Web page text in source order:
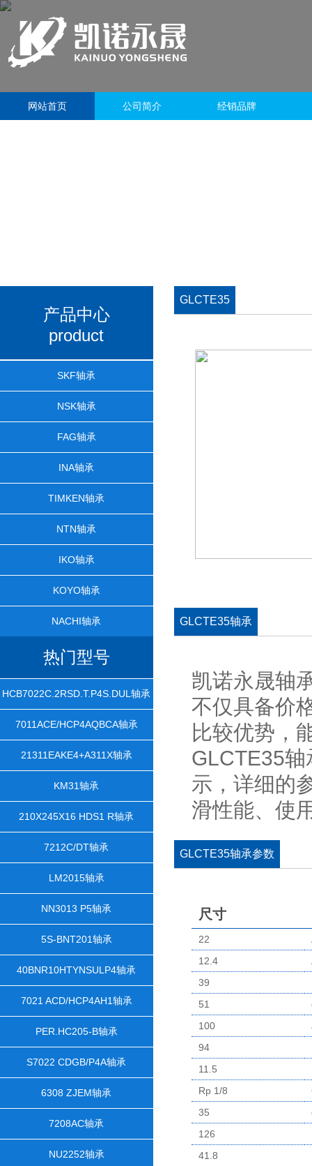
网站首页 公司简介 经销品牌
产品中心
product
SKF轴承
NSK轴承
FAG轴承
INA轴承
TIMKEN轴承
NTN轴承
IKO轴承
KOYO轴承
NACHI轴承
热门型号
HCB7022C.2RSD.T.P4S.DUL轴承
7011ACE/HCP4AQBCA轴承
21311EAKE4+A311X轴承
KM31轴承
210X245X16 HDS1 R轴承
7212C/DT轴承
LM2015轴承
NN3013 P5轴承
5S-BNT201轴承
40BNR10HTYNSULP4轴承
7021 ACD/HCP4AH1轴承
PER.HC205-B轴承
S7022 CDGB/P4A轴承
6308 ZJEM轴承
7208AC轴承
NU2252轴承
GLCTE35
GLCTE35轴承
凯诺永晟轴
不仅具备价
比较优势，
GLCTE35
示，详细的
滑性能、使
GLCTE35轴承参数
尺寸
22
12.4
39
51
100
94
11.5
Rp 1/8
35
126
41.8